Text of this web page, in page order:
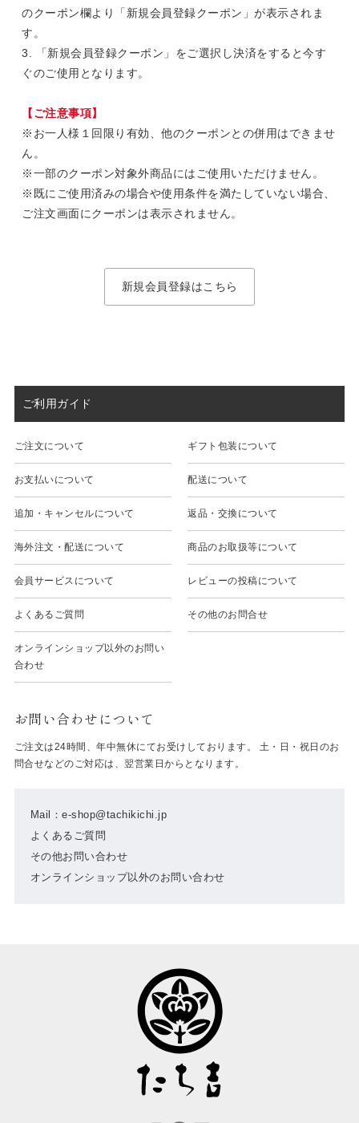
のクーポン欄より「新規会員登録クーポン」が表示されま
す。
3. 「新規会員登録クーポン」をご選択し決済をすると今す
ぐのご使用となります。
【ご注意事項】
※お一人様１回限り有効、他のクーポンとの併用はできませ
ん。
※一部のクーポン対象外商品にはご使用いただけません。
※既にご使用済みの場合や使用条件を満たしていない場合、
ご注文画面にクーポンは表示されません。
新規会員登録はこちら
ご利用ガイド
ご注文について ギフト包装について
お支払いについて 配送について
追加・キャンセルについて 返品・交換について
海外注文・配送について 商品のお取扱等について
会員サービスについて レビューの投稿について
よくあるご質問 その他のお問合せ
オンラインショップ以外のお問い
合わせ
お問い合わせについて
Mail：e-shop@tachikichi.jp
よくあるご質問
その他お問い合わせ
オンラインショップ以外のお問い合わせ
ご注文は24時間、年中無休にてお受けしております。 土・日・祝日のお
問合せなどのご対応は、翌営業日からとなります。